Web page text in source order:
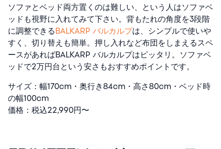
ソファとベッド両方置くのは難しい、という人はソファベ
ッドも視野に入れてみて下さい。背もたれの角度を3段階
に調整できるBALKARP バルカルプは、シンプルで使いや
すく、切り替えも簡単。押し入れなど布団をしまえるスペ
ースがあればBALKARP バルカルプはピッタリ。ソファベ
ッドで2万円台という安さもおすすめポイントです。
サイズ：幅170cm・奥行き84cm・高さ80cm・ベッド時
の幅100cm
価格：税込22,990円〜